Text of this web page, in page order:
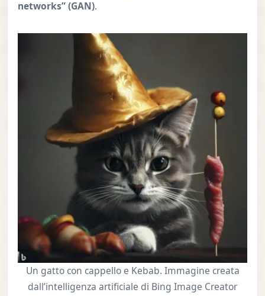
networks” (GAN).
Un gatto con cappello e Kebab. Immagine creata
dall’intelligenza artificiale di Bing Image Creator